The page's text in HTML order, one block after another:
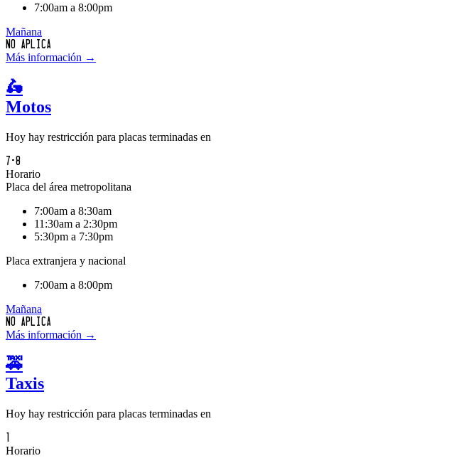
7:00am a 8:00pm
Mañana
No aplica
Más información →
🛵
Motos
Hoy hay restricción para placas terminadas en
7-8
Horario
Placa del área metropolitana
7:00am a 8:30am
11:30am a 2:30pm
5:30pm a 7:30pm
Placa extranjera y nacional
7:00am a 8:00pm
Mañana
No aplica
Más información →
🚕
Taxis
Hoy hay restricción para placas terminadas en
1
Horario